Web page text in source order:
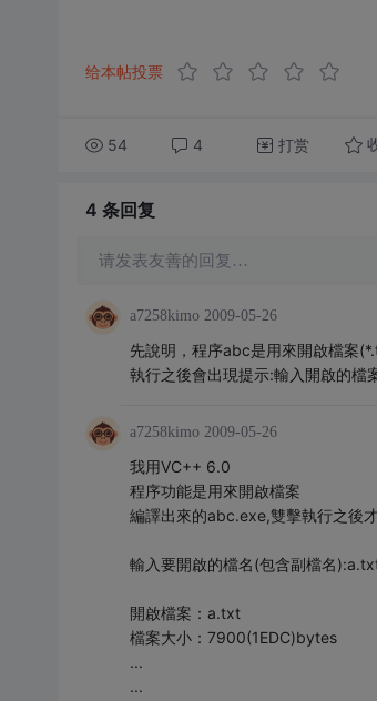
给本帖投票
54 4 打赏
4 条回复
请发表友善的回复…
a7258kimo 2009-05-26
先說明，程序abc是用來開啟檔案
執行之後會出現提示:輸入開啟的檔
a7258kimo 2009-05-26
我用VC++ 6.0
程序功能是用來開啟檔案
編譯出來的abc.exe,雙擊執行之後
輸入要開啟的檔名(包含副檔名
開啟檔案：a.txt
檔案大小：7900(1EDC)bytes
...
...